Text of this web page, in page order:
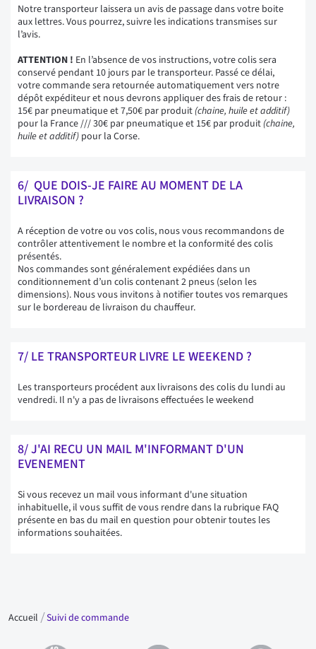
Notre transporteur laissera un avis de passage dans votre boite
aux lettres. Vous pourrez, suivre les indications transmises sur
l’avis.
ATTENTION ! En l’absence de vos instructions, votre colis sera
conservé pendant 10 jours par le transporteur. Passé ce délai,
votre commande sera retournée automatiquement vers notre
dépôt expéditeur et nous devrons appliquer des frais de retour :
15€ par pneumatique et 7,50€ par produit (chaine, huile et additif)
pour la France /// 30€ par pneumatique et 15€ par produit (chaine,
huile et additif) pour la Corse.
6/ QUE DOIS-JE FAIRE AU MOMENT DE LA
LIVRAISON ?
A réception de votre ou vos colis, nous vous recommandons de
contrôler attentivement le nombre et la conformité des colis
présentés.
Nos commandes sont généralement expédiées dans un
conditionnement d’un colis contenant 2 pneus (selon les
dimensions). Nous vous invitons à notifier toutes vos remarques
sur le bordereau de livraison du chauffeur.
7/ LE TRANSPORTEUR LIVRE LE WEEKEND ?
Les transporteurs procédent aux livraisons des colis du lundi au
vendredi. Il n'y a pas de livraisons effectuées le weekend
8/ J'AI RECU UN MAIL M'INFORMANT D'UN
EVENEMENT
Si vous recevez un mail vous informant d'une situation
inhabituelle, il vous suffit de vous rendre dans la rubrique FAQ
présente en bas du mail en question pour obtenir toutes les
informations souhaitées.
Accueil Suivi de commande